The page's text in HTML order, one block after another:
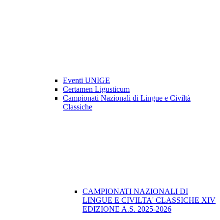
Eventi UNIGE
Certamen Ligusticum
Campionati Nazionali di Lingue e Civiltà
Classiche
CAMPIONATI NAZIONALI DI
LINGUE E CIVILTA' CLASSICHE XIV
EDIZIONE A.S. 2025-2026